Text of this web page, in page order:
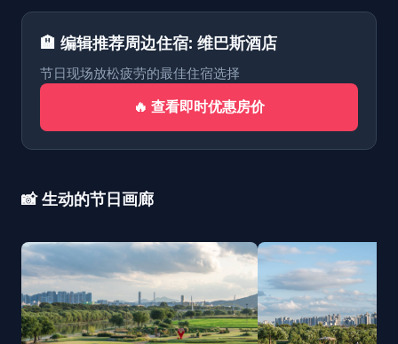
🏨 编辑推荐周边住宿: 维巴斯酒店
节日现场放松疲劳的最佳住宿选择
🔥 查看即时优惠房价
📸 生动的节日画廊